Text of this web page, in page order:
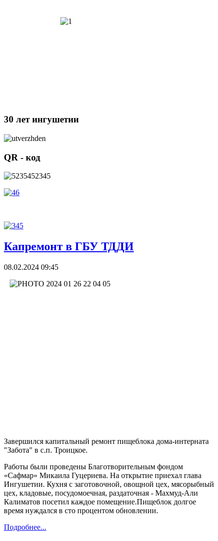
30 лет ингушетии
QR - код
Капремонт в ГБУ ТДДИ
08.02.2024 09:45
Завершился капитальный ремонт пищеблока дома-интерната
"Забота" в с.п. Троицкое.
Работы были проведены Благотворительным фондом
«Сафмар» Микаила Гуцериева. На открытие приехал глава
Ингушетии. Кухня с заготовочной, овощной цех, мясорыбный
цех, кладовые, посудомоечная, раздаточная - Махмуд-Али
Калиматов посетил каждое помещение.Пищеблок долгое
время нуждался в сто процентом обновлении.
Подробнее...